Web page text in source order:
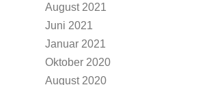
August 2021
Juni 2021
Januar 2021
Oktober 2020
August 2020